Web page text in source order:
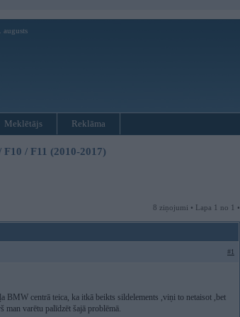
augusts
Meklētājs Reklāma
F10 / F11 (2010-2017)
8 ziņojumi • Lapa 1 no 1 •
#1
BMW centrā teica, ka itkā beikts sildelements ,viņi to netaisot ,bet
varētu palīdzēt šajā problēmā.